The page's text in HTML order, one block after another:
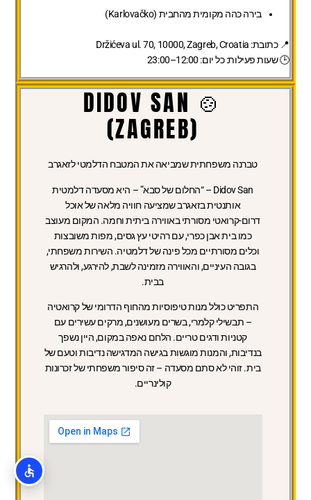
בירה כהה מקומית מהחבית (Karlovačko)
📍כתובת:
🕒שעות פעילות:כל יום: 12:00–23:00
🍲 DIDOV SAN
(ZAGREB)
טברנה משפחתית שמביאה את המטבח הדלמטי לזאגרב
Didov San – “החלום של סבא” – היא מסעדה דלמטית
אותנטית בזאגרב שמציעה חוויה מלאה של אוכל
דרום-קרואטי מסורתי באווירה ביתית וחמה. המקום מעוצב
כמו בית אבן כפרי, עם רהיטי עץ גסים, מפות משובצות
וכלים מסורתיים מכל פינה של דלמטיה. השירות משפחתי,
בגובה העיניים, והאווירה מזמינה לשבת, להירגע, ולהרגיש
בבית.
התפריט כולל מנות טיפוסיות מהחוף הדרומי של קרואטיה
– תבשילי קלמרי, בשרים מעושנים, מרקים עשירים עם
קטניות ודגים טריים. הלחם נאפה במקום, היין נשפך
בנדיבות, והמנות מוגשות בגישה המדגישה נדיבות וטעם של
בית. זוהי לא סתם מסעדה – זה סיפור משפחתי של זכרונות
קולינריים.